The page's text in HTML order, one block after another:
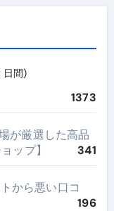
日間)
1373
が厳選した高品
ップ】
341
から悪い口コ
196